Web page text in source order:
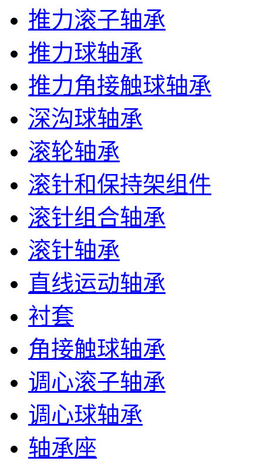
推力滚子轴承
推力球轴承
推力角接触球轴承
深沟球轴承
滚轮轴承
滚针和保持架组件
滚针组合轴承
滚针轴承
直线运动轴承
衬套
角接触球轴承
调心滚子轴承
调心球轴承
轴承座